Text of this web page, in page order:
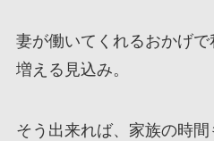
妻が働いてくれるおかげ
増える見込み。
そう出来れば、家族の時